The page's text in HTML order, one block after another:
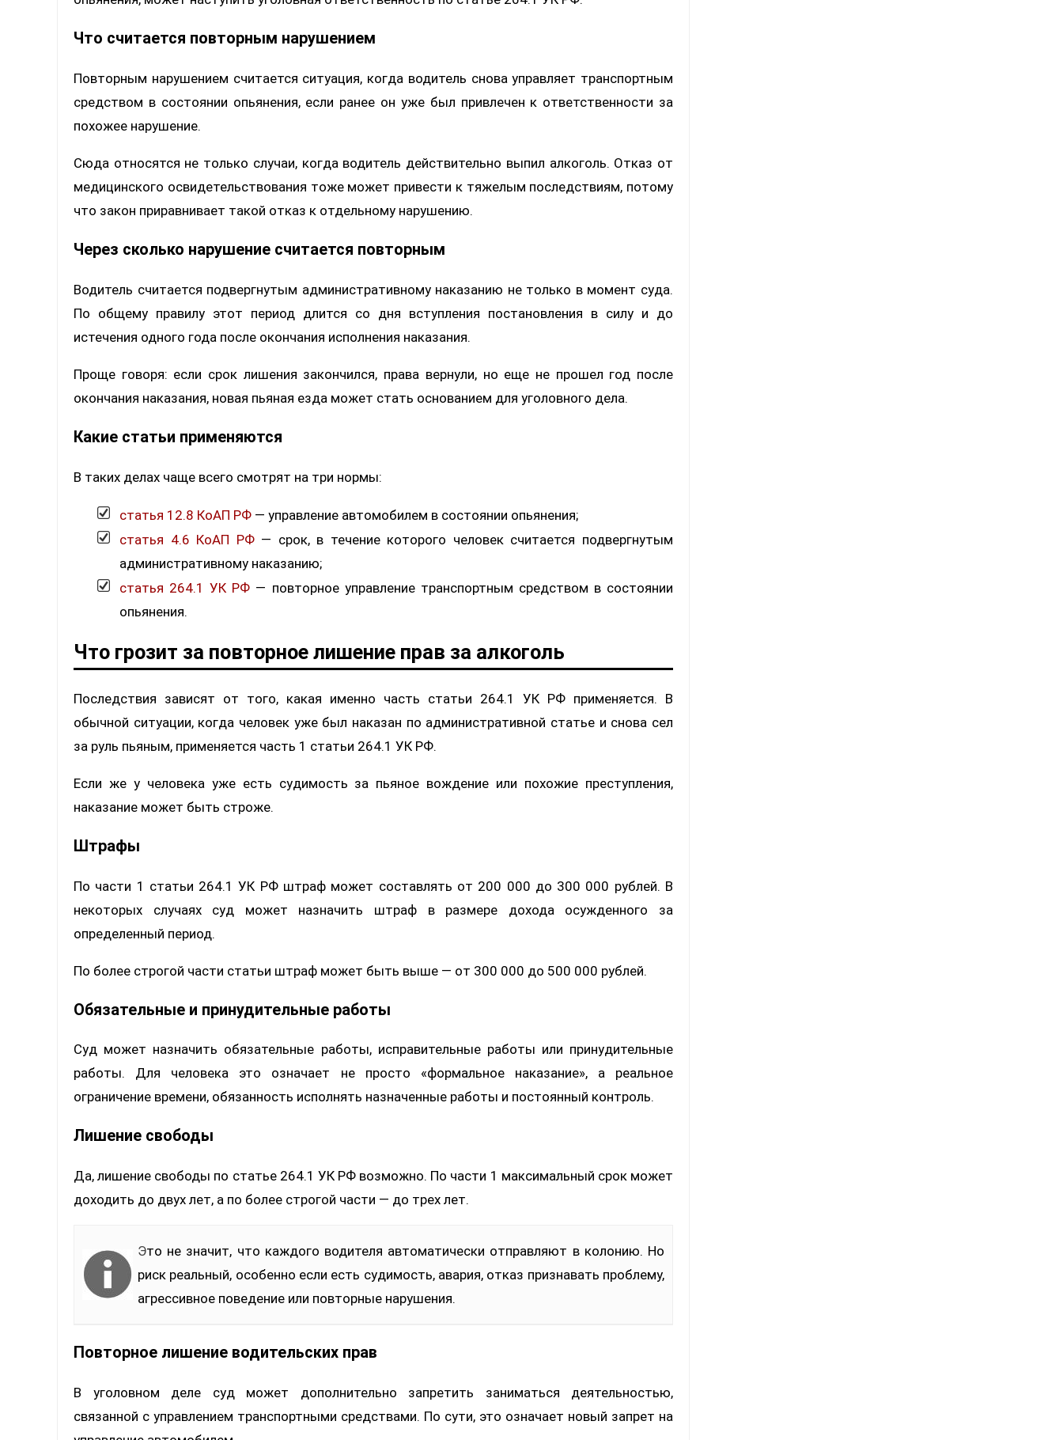
Что считается повторным нарушением
Повторным нарушением считается ситуация, когда водитель снова управляет транспортным
средством в состоянии опьянения, если ранее он уже был привлечен к ответственности за
похожее нарушение.
Сюда относятся не только случаи, когда водитель действительно выпил алкоголь. Отказ от
медицинского освидетельствования тоже может привести к тяжелым последствиям, потому
что закон приравнивает такой отказ к отдельному нарушению.
Через сколько нарушение считается повторным
Водитель считается подвергнутым административному наказанию не только в момент суда.
По общему правилу этот период длится со дня вступления постановления в силу и до
истечения одного года после окончания исполнения наказания.
Проще говоря: если срок лишения закончился, права вернули, но еще не прошел год после
окончания наказания, новая пьяная езда может стать основанием для уголовного дела.
Какие статьи применяются
В таких делах чаще всего смотрят на три нормы:
статья 12.8 КоАП РФ — управление автомобилем в состоянии опьянения;
статья 4.6 КоАП РФ— срок, в течение которого человек считается подвергнутым
административному наказанию;
статья 264.1 УК РФ — повторное управление транспортным средством в состоянии
опьянения.
Что грозит за повторное лишение прав за алкоголь
Последствия зависят от того, какая именно часть статьи 264.1 УК РФ применяется. В
обычной ситуации, когда человек уже был наказан по административной статье и снова сел
за руль пьяным, применяется часть 1 статьи 264.1 УК РФ.
Если же у человека уже есть судимость за пьяное вождение или похожие преступления,
наказание может быть строже.
Штрафы
По части 1 статьи 264.1 УК РФ штраф может составлять от 200 000 до 300 000 рублей. В
некоторых случаях суд может назначить штраф в размере дохода осужденного за
определенный период.
По более строгой части статьи штраф может быть выше — от 300 000 до 500 000 рублей.
Обязательные и принудительные работы
Суд может назначить обязательные работы, исправительные работы или принудительные
работы. Для человека это означает не просто «формальное наказание», а реальное
ограничение времени, обязанность исполнять назначенные работы и постоянный контроль.
Лишение свободы
Да, лишение свободы по статье 264.1 УК РФ возможно. По части 1 максимальный срок может
доходить до двух лет, а по более строгой части — до трех лет.
Это не значит, что каждого водителя автоматически отправляют в колонию. Но
риск реальный, особенно если есть судимость, авария, отказ признавать проблему,
агрессивное поведение или повторные нарушения.
Повторное лишение водительских прав
В уголовном деле суд может дополнительно запретить заниматься деятельностью,
связанной с управлением транспортными средствами. По сути, это означает новый запрет на